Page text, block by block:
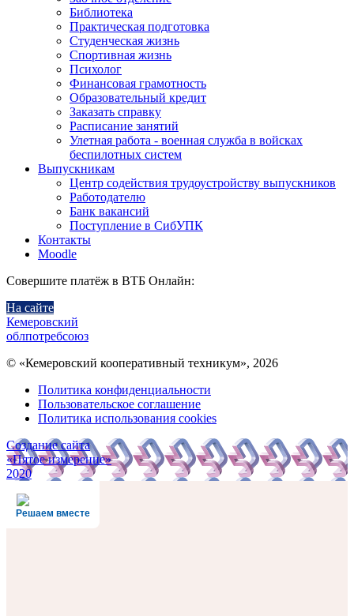
Библиотека
Практическая подготовка
Студенческая жизнь
Спортивная жизнь
Психолог
Финансовая грамотность
Образовательный кредит
Заказать справку
Расписание занятий
Улетная работа - военная служба в войсках
беспилотных систем
Выпускникам
Центр содействия трудоустройству выпускников
Работодателю
Банк вакансий
Поступление в СибУПК
Контакты
Moodle
Совершите платёж в ВТБ Онлайн:
На сайте
Кемеровский
облпотребсоюз
© «Кемеровский кооперативный техникум», 2026
Политика конфиденциальности
Пользовательское соглашение
Политика использования cookies
Создание сайта
«Пятое измерение»
2020
Решаем вместе